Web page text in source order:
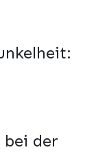
bei der